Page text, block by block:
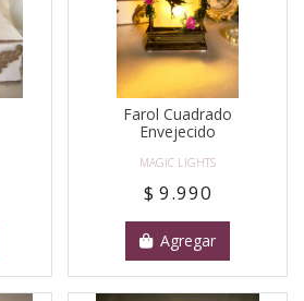
Farol Cuadrado
Envejecido
MAGIC LIGHTS
$ 9.990
Agregar